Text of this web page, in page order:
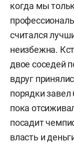
когда мы
считался
неизбежна.
двое соседей
вдруг
порядки
пока
посадит
власть и